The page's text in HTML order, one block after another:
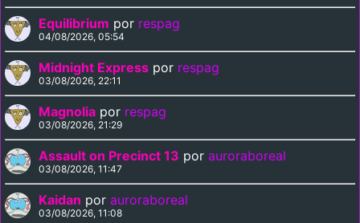
Equilibrium por respag
04/08/2026, 05:54
Midnight Express por respag
03/08/2026, 22:11
Magnolia por respag
03/08/2026, 21:29
Assault on Precinct 13 por auroraboreal
03/08/2026, 11:47
Kaidan por auroraboreal
03/08/2026, 11:08